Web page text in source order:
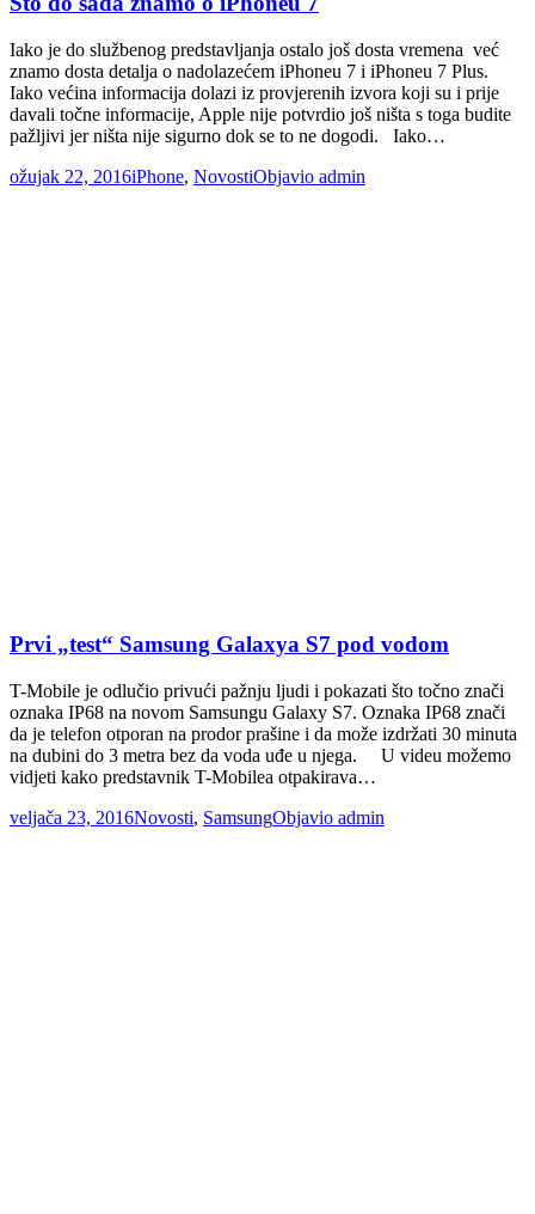
Iako je do službenog predstavljanja ostalo još dosta vremena već
znamo dosta detalja o nadolazećem iPhoneu 7 i iPhoneu 7 Plus.
Iako većina informacija dolazi iz provjerenih izvora koji su i prije
davali točne informacije, Apple nije potvrdio još ništa s toga budite
pažljivi jer ništa nije sigurno dok se to ne dogodi. Iako…
ožujak 22, 2016iPhone, NovostiObjavio admin
Prvi „test“ Samsung Galaxya S7 pod vodom
T-Mobile je odlučio privući pažnju ljudi i pokazati što točno znači
oznaka IP68 na novom Samsungu Galaxy S7. Oznaka IP68 znači
da je telefon otporan na prodor prašine i da može izdržati 30 minuta
na dubini do 3 metra bez da voda uđe u njega. U videu možemo
vidjeti kako predstavnik T-Mobilea otpakirava…
veljača 23, 2016Novosti, SamsungObjavio admin